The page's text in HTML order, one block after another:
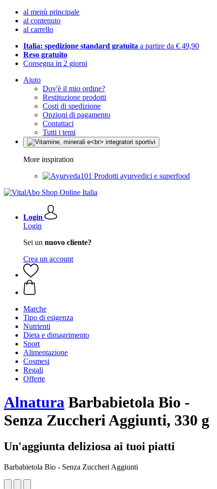
al menù principale
al contenuto
al carrello
Italia: spedizione standard gratuita a partire da € 49,90
Reso gratuito
Consegna in 2 giorni
Aiuto
Dov'è il mio ordine?
Restituzione prodotti
Costi di spedizione
Opzioni di pagamento
Contattaci
Tutti i temi
More inspiration
Prodotti ayurvedici e superfood
Login
Login
Sei un nuovo cliente?
Crea un account
Marche
Tipo di esigenza
Nutrienti
Dieta e dimagrimento
Sport
Alimentazione
Cosmesi
Regali
Offerte
Alnatura Barbabietola Bio -
Senza Zuccheri Aggiunti, 330 g
Un'aggiunta deliziosa ai tuoi piatti
Barbabietola Bio - Senza Zuccheri Aggiunti